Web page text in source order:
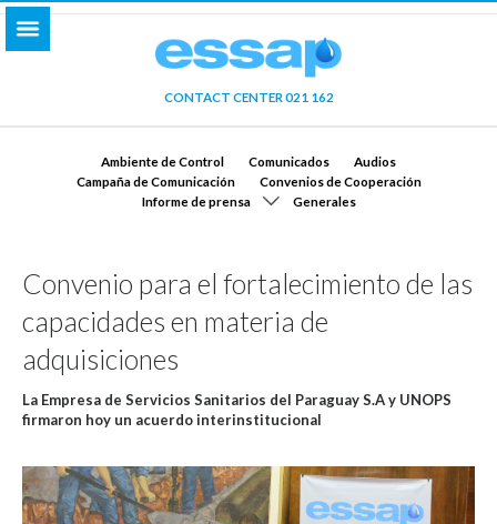
CONTACT CENTER 021 162
Ambiente de Control Comunicados
Audios
Campaña de Comunicación
Convenios de Cooperación
Informe de prensa
Generales
Convenio para el fortalecimiento de las
capacidades en materia de
adquisiciones
La Empresa de Servicios Sanitarios del Paraguay S.A y UNOPS
firmaron hoy un acuerdo interinstitucional